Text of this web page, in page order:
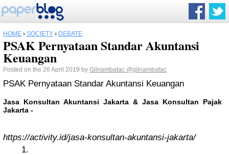
HOME › SOCIETY › DEBATE
PSAK Pernyataan Standar Akuntansi
Keuangan
Posted on the 26 April 2019 by Gilnambatac @gilnambatac
PSAK Pernyataan Standar Akuntansi Keuangan
Jasa Konsultan Akuntansi Jakarta & Jasa Konsultan Pajak
Jakarta -
https://activity.id/jasa-konsultan-akuntansi-jakarta/